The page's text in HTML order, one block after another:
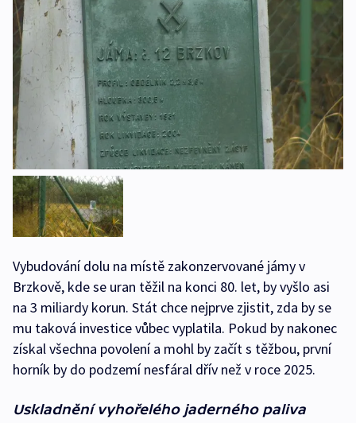
Vybudování dolu na místě zakonzervované jámy v
Brzkově, kde se uran těžil na konci 80. let, by vyšlo asi
na 3 miliardy korun. Stát chce nejprve zjistit, zda by se
mu taková investice vůbec vyplatila. Pokud by nakonec
získal všechna povolení a mohl by začít s těžbou, první
horník by do podzemí nesfáral dřív než v roce 2025.
Uskladnění vyhořelého jaderného paliva